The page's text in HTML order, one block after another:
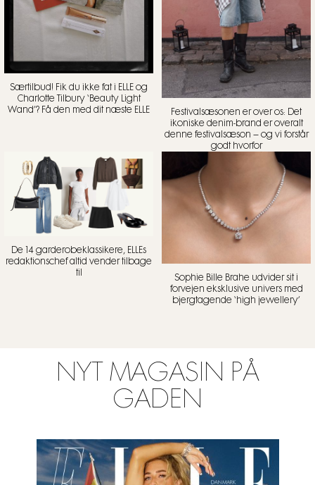
Særtilbud! Fik du ikke fat i ELLE og
Charlotte Tilbury ‘Beauty Light
Wand’? Få den med dit næste ELLE
Festivalsæsonen er over os: Det
ikoniske denim-brand er overalt
denne festivalsæson – og vi forstår
godt hvorfor
De 14 garderobeklassikere, ELLEs
redaktionschef altid vender tilbage
til
Sophie Bille Brahe udvider sit i
forvejen eksklusive univers med
bjergtagende ‘high jewellery’
NYT MAGASIN PÅ
GADEN